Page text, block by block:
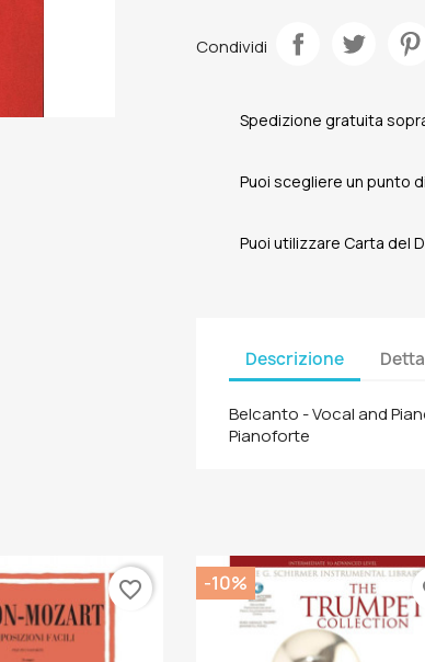
Condividi
Spedizione gratuita
Puoi scegliere un punto
Puoi utilizzare Carta del
Descrizione
Belcanto - Vocal and
Pianoforte
favorite_border -10%